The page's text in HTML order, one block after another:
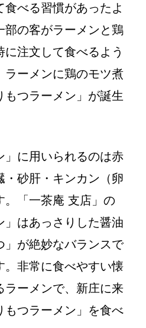
べる習慣があったよ
部の客がラーメンと鶏
注文して食べるよう
ラーメンに鶏のモツ煮
もつラーメン」が誕生
」に用いられるのは赤
・砂肝・キンカン（卵
。「一茶庵 支店」の
」はあっさりした醤油
」が絶妙なバランスで
。非常に食べやすい懐
ラーメンで、新庄に来
もつラーメン」を食べ